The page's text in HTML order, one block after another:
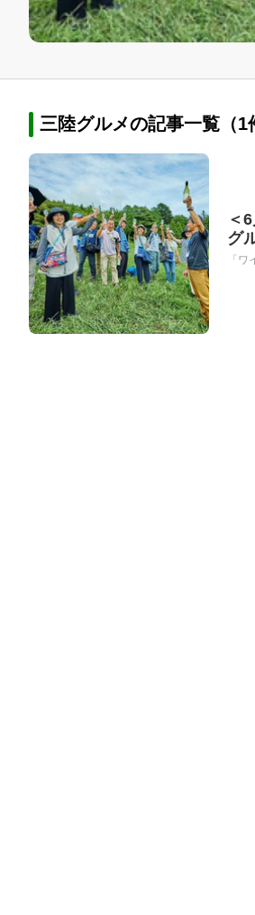
三陸グルメの記事一覧（1
＜
グ
「